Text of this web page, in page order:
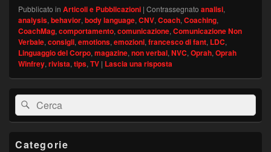
Pubblicato in Articoli e Pubblicazioni | Contrassegnato analisi,
analysis, behavior, body language, CNV, Coach, Coaching,
CoachMag, comportamento, comunicazione, Comunicazione Non
Verbale, consigli, emotions, emozioni, francesco di fant, LDC,
Linguaggio del Corpo, magazine, non verbal, NVC, Oprah, Oprah
Winfrey, rivista, tips, TV | Lascia una risposta
Area
widget
barra
laterale
Cerca: Cerca
Categorie